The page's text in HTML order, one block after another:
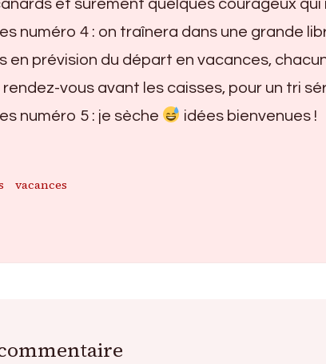
et sûrement quelques courageux qui
numéro 4 : on traînera dans une grande
en prévision du départ en vacances,
vous avant les caisses, pour un tri
numéro 5 : je sèche
idées bienvenues !
vacances